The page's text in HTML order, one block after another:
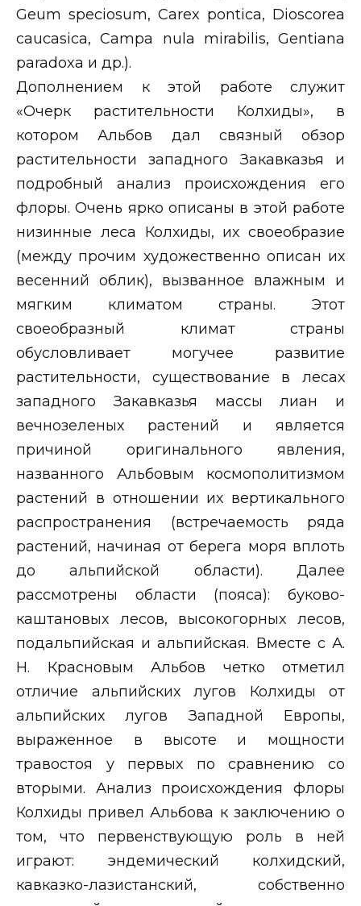
Geum speciosum, Carex pontica, Dioscorea
caucasica,Campa nula mirabilis, Gentiana
paradoxa и др.).
Дополнением к этой работе служит
«Очерк растительности Колхиды», в
котором Альбов дал связный обзор
растительности западного Закавказья и
подробный анализ происхождения его
флоры. Очень ярко описаны в этой работе
низинные леса Колхиды, их своеобразие
(между прочим художественно описан их
весенний облик), вызванное влажным и
мягким климатом страны. Этот
своеобразный климат страны
обусловливает могучее развитие
растительности, существование в лесах
западного Закавказья массы лиан и
вечнозеленых растений и является
причиной оригинального явления,
названного Альбовым космополитизмом
растений в отношении их вертикального
распространения (встречаемость ряда
растений, начиная от берега моря вплоть
до альпийской области). Далее
рассмотрены области (пояса): буково-
каштановых лесов, высокогорных лесов,
подальпийская и альпийская. Вместе с А.
Н. Красновым Альбов четко отметил
отличие альпийских лугов Колхиды от
альпийских лугов Западной Европы,
выраженное в высоте и мощности
травостоя у первых по сравнению со
вторыми. Анализ происхождения флоры
Колхиды привел Альбова к заключению о
том, что первенствующую роль в ней
играют: эндемический колхидский,
кавказко-лазистанский, собственно